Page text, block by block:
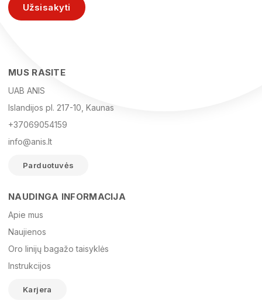
NEW REBELS kuprinė Mart Art...
El. paštas
Žinutė